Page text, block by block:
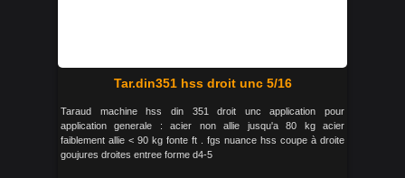
Tar.din351 hss droit unc 5/16
Taraud machine hss din 351 droit unc application pour
application generale : acier non allie jusqu'a 80 kg acier
faiblement allie < 90 kg fonte ft . fgs nuance hss coupe à droite
goujures droites entree forme d4-5